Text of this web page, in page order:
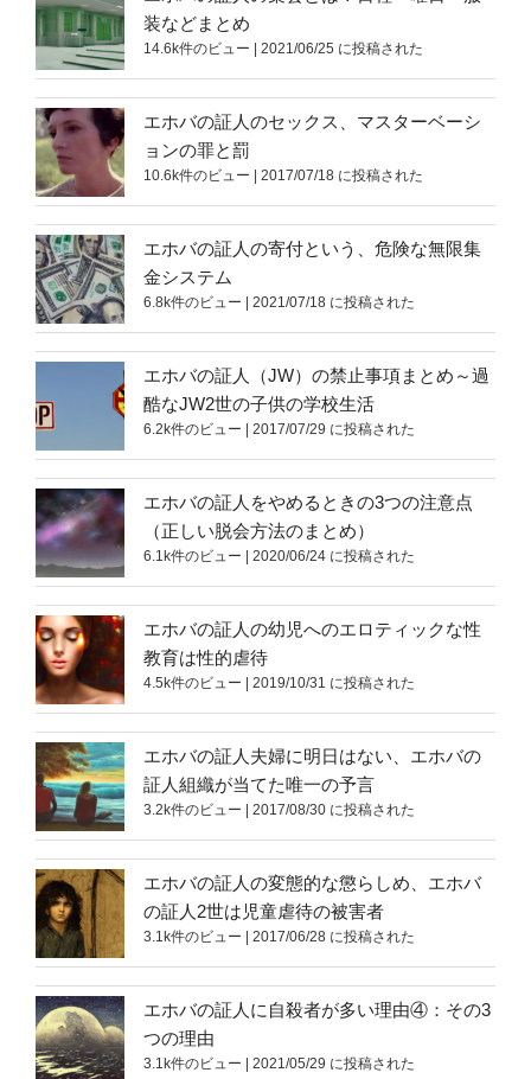
装などまとめ
14.6k件のビュー | 2021/06/25 に投稿された
エホバの証人のセックス、マスターベーシ
ョンの罪と罰
10.6k件のビュー | 2017/07/18 に投稿された
エホバの証人の寄付という、危険な無限集
金システム
6.8k件のビュー | 2021/07/18 に投稿された
エホバの証人（JW）の禁止事項まとめ～過
酷なJW2世の子供の学校生活
6.2k件のビュー | 2017/07/29 に投稿された
エホバの証人をやめるときの3つの注意点
（正しい脱会方法のまとめ）
6.1k件のビュー | 2020/06/24 に投稿された
エホバの証人の幼児へのエロティックな性
教育は性的虐待
4.5k件のビュー | 2019/10/31 に投稿された
エホバの証人夫婦に明日はない、エホバの
証人組織が当てた唯一の予言
3.2k件のビュー | 2017/08/30 に投稿された
エホバの証人の変態的な懲らしめ、エホバ
の証人2世は児童虐待の被害者
3.1k件のビュー | 2017/06/28 に投稿された
エホバの証人に自殺者が多い理由④：その3
つの理由
3.1k件のビュー | 2021/05/29 に投稿された